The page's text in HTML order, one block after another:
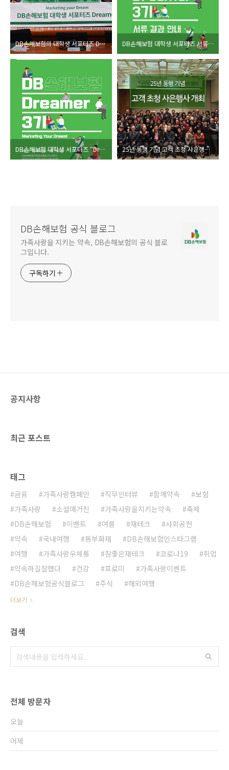
DB손해보험의 대학생 서포터즈 Dreamer 3기를 소개합니다! DB손해보험 대학생 서포터즈 서류 결과 안내
DB손해보험 대학생 서포터즈 “Dreamer” 3기 모집! 25년 동행 기념 고객 초청 사은행사 개최!
DB손해보험 공식 블로그
가족사랑을 지키는 약속, DB손해보험의 공식 블로
그입니다.
구독하기
공지사항
최근 포스트
태그
금융 가족사랑캠페인 직무인터뷰 함께약속
보험
가족사랑
소셜매거진 가족사랑을지키는약속
축제
DB손해보험
이벤트 여름 재테크
사회공헌
약속
국내여행 동부화재
DB손해보험인스타그램
여행
가족사랑우체통 참좋은재테크 코로나19
취업
약속하길잘했다
건강 프로미
가족사랑이벤트
DB손해보험공식블로그
주식 해외여행
더보기
검색
전체 방문자
오늘
어제